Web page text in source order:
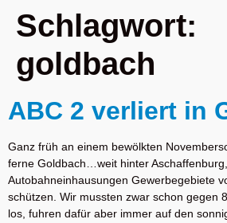
Schlagwort:
goldbach
ABC 2 verliert in
Ganz früh an einem bewölkten
ferne Goldbach…weit hinter
Autobahneinhausungen Gewerbegebiete
schützen. Wir mussten zwar schon gegen
los, fuhren dafür aber immer auf den